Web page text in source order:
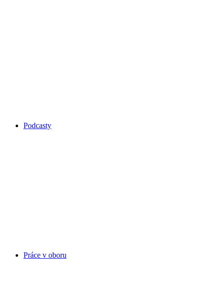
Podcasty
Práce v oboru